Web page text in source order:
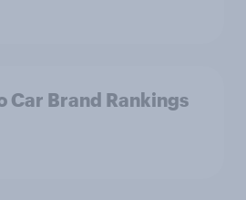
Car Brand Rankings